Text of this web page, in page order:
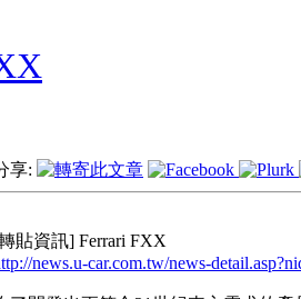
享:
貼資訊] Ferrari FXX
news.u-car.com.tw/news-